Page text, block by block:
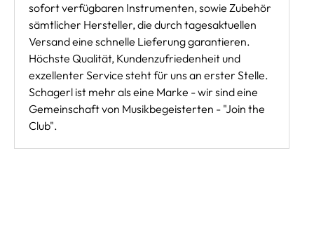
sofort verfügbaren Instrumenten, sowie Zubehör
sämtlicher Hersteller, die durch tagesaktuellen
Versand eine schnelle Lieferung garantieren.
Höchste Qualität, Kundenzufriedenheit und
exzellenter Service steht für uns an erster Stelle.
Schagerl ist mehr als eine Marke - wir sind eine
Gemeinschaft von Musikbegeisterten - "Join the
Club".